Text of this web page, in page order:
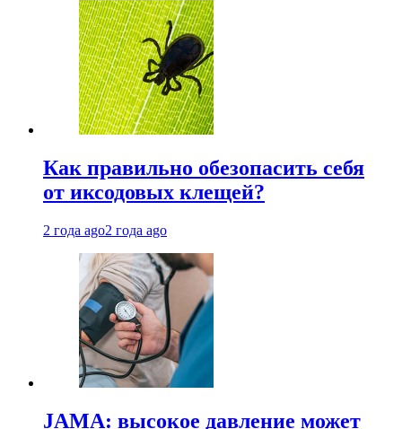
Как правильно обезопасить себя
от иксодовых клещей?
2 года ago2 года ago
JAMA: высокое давление может